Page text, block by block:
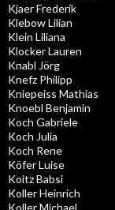
Kjaer Frederik
Klebow Lilian
Klein Liliana
Klocker Lauren
Knabl Jörg
Knefz Philipp
Kniepeiss Mathias
Knoebl Benjamin
Koch Gabriele
Koch Julia
Koch Rene
Köfer Luise
Koitz Babsi
Koller Heinrich